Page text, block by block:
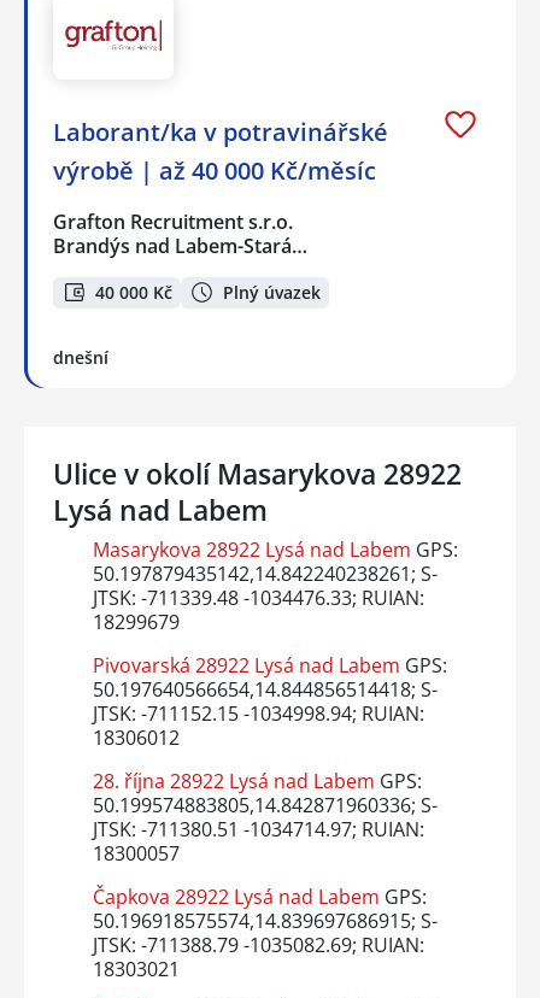
Laborant/ka v potravinářské
výrobě | až 40 000 Kč/měsíc
Grafton Recruitment s.r.o.
Brandýs nad Labem-Stará…
40 000 Kč Plný úvazek
dnešní
Ulice v okolí Masarykova 28922
Lysá nad Labem
Masarykova 28922 Lysá nad Labem GPS:
50.197879435142,14.842240238261; S-
JTSK: -711339.48 -1034476.33; RUIAN:
18299679
Pivovarská 28922 Lysá nad Labem GPS:
50.197640566654,14.844856514418; S-
JTSK: -711152.15 -1034998.94; RUIAN:
18306012
28. října 28922 Lysá nad Labem GPS:
50.199574883805,14.842871960336; S-
JTSK: -711380.51 -1034714.97; RUIAN:
18300057
Čapkova 28922 Lysá nad Labem GPS:
50.196918575574,14.839697686915; S-
JTSK: -711388.79 -1035082.69; RUIAN:
18303021